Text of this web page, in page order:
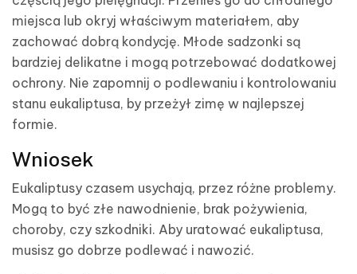
miejsca lub okryj właściwym materiałem, aby
zachować dobrą kondycję. Młode sadzonki są
bardziej delikatne i mogą potrzebować dodatkowej
ochrony. Nie zapomnij o podlewaniu i kontrolowaniu
stanu eukaliptusa, by przeżył zimę w najlepszej
formie.
Wniosek
Eukaliptusy czasem usychają, przez różne problemy.
Mogą to być złe nawodnienie, brak pożywienia,
choroby, czy szkodniki. Aby uratować eukaliptusa,
musisz go dobrze podlewać i nawozić.